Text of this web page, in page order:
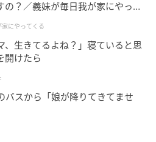
けなのに…。切ない反応で
ツを履いてくれましたか？
履いてくれました！
履かせるだけでも一苦労で
の？／義妹が毎日我が家にやって
にやってくる
生きてるよね？」寝ていると思
開けたら
スから「娘が降りてきてませ